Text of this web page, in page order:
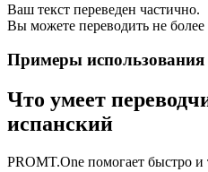
Ваш текст переведен частично.
Вы можете переводить не более
Примеры использования
Что умеет
испанский
PROMT.One помогает быстро и